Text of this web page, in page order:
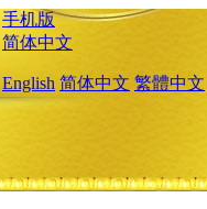
手机版
简体中文
English 简体中文 繁體中文